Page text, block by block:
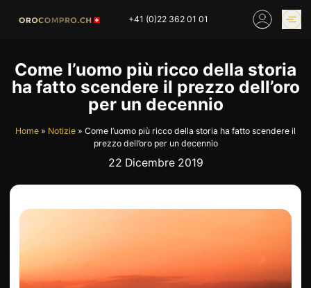
+41 (0)22 362 01 01
ONLINE
COMPRO ORO
COMPRO ARGENTO
PREZZO DELL’ORO
COMPRO DIAMANTE
COMPRO PEZZI MONETA
INVESTIRE
VALUTAZIONE
Come l’uomo più ricco della storia
ha fatto scendere il prezzo dell’oro
per un decennio
Home » Notizie » Come l’uomo più ricco della storia ha fatto scendere il
prezzo dell’oro per un decennio
22 Dicembre 2019